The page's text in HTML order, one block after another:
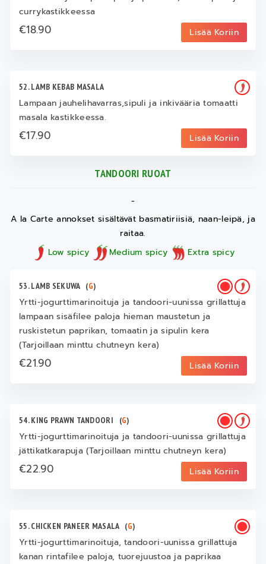
currykastikkeessa
€18.90 Lisää Koriin
52. LAMB KEBAB MASALA
Lampaan jauhelihavarras,sipuli ja inkivääria tomaatti
masala kastikkeessa.
€17.90 Lisää Koriin
TANDOORI RUOAT
-
A la Carte annokset sisältävät basmatiriisiä, naan-leipä, ja
raitaa.
Low spicy
Medium spicy Extra spicy
53. LAMB SEKUWA (G)
Yrtti-jogurttimarinoituja ja tandoori-uunissa grillattuja
lampaan sisäfilee paloja hieman maustetun ja
ruskistetun paprikan, tomaatin ja sipulin kera
(Tarjoillaan minttu chutneyn kera)
€21.90 Lisää Koriin
54. KING PRAWN TANDOORI (G)
Yrtti-jogurttimarinoituja ja tandoori-uunissa grillattuja
jättikatkarapuja (Tarjoillaan minttu chutneyn kera)
€22.90 Lisää Koriin
55. CHICKEN PANEER MASALA (G)
Yrtti-jogurttimarinoituja, tandoori-uunissa grillattuja
kanan rintafilee paloja, tuorejuustoa ja paprikaa